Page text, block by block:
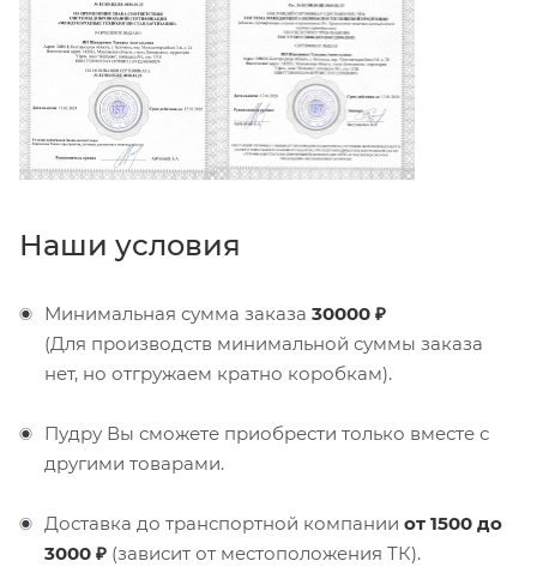
Наши условия
Минимальная сумма заказа 30000 ₽
(Для производств минимальной суммы заказа
нет, но отгружаем кратно коробкам).
Пудру Вы сможете приобрести только вместе с
другими товарами.
Доставка до транспортной компании от 1500 до
3000 ₽ (зависит от местоположения ТК).